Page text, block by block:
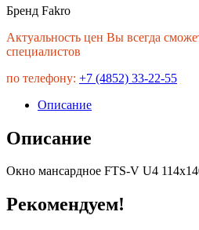
Бренд Fakro
Актуальность цен Вы всегда
специалистов
по телефону: +7 (4852) 33-22-55
Описание
Описание
Окно мансардное FTS-V U4
Рекомендуем!